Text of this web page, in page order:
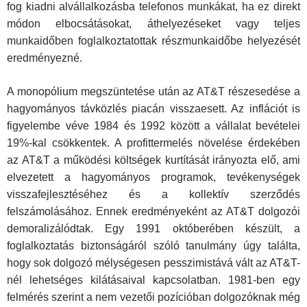
fog kiadni alvál­lalkozásba telefonos munkákat, ha ez direkt
módon elbocsá­tásokat, áthelyezéseket vagy teljes
munkaidőben foglalkozta­tottak részmunkaidőbe helyezését
eredményezné.
A monopólium megszüntetése után az AT&T részesedése a
hagyományos távközlés piacán visszaesett. Az inflációt is
figyelembe véve 1984 és 1992 között a vállalat bevételei
19%-kal csökkentek. A profittermelés növelése érdekében
az AT&T a működési költségek kurtítását irányozta elő, ami
elvezetett a hagyományos programok, tevékenységek
visszafejlesztésé­hez és a kollektív szerződés
felszámolásához. Ennek ered­ményeként az AT&T dolgozói
demoralizálódtak. Egy 1991 ok­tóberében készült, a
foglalkoztatás biztonságáról szóló tanul­mány úgy találta,
hogy sok dolgozó mélységesen pesszimis­tává vált az AT&T-
nél lehetséges kilátásaival kapcsolatban. 1981-ben egy
felmérés szerint a nem vezetői pozícióban dol­gozóknak még